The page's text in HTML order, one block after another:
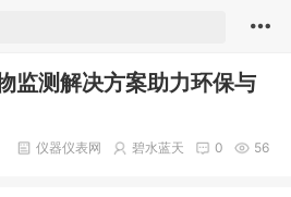
监测解决方案助力环保与
56
0
碧水蓝天
仪器仪表网